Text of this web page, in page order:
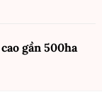
gần 500ha